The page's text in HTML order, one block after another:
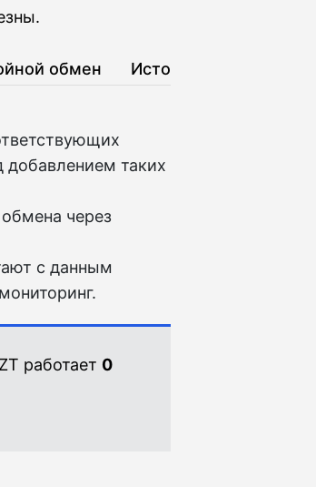
обмен История
таких
через
с данным
работает 0